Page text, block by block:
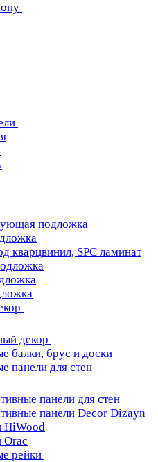
подложка
кварцвинил, SPC ламинат
декор
балки, брус и доски
панели для стен
панели для стен
панели Decor Dizayn
HiWood
Orac
рейки